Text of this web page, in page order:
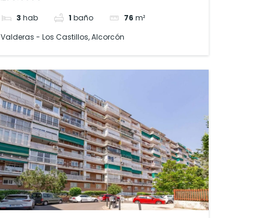
3 hab 1 baño 76 m²
Valderas - Los Castillos, Alcorcón